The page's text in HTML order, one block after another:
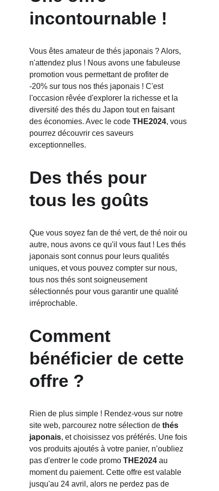
incontournable !
Vous êtes amateur de thés japonais ? Alors,
n'attendez plus ! Nous avons une fabuleuse
promotion vous permettant de profiter de
-20% sur tous nos thés japonais ! C'est
l'occasion rêvée d'explorer la richesse et la
diversité des thés du Japon tout en faisant
des économies. Avec le code THE2024, vous
pourrez découvrir ces saveurs
exceptionnelles.
Des thés pour
tous les goûts
Que vous soyez fan de thé vert, de thé noir ou
autre, nous avons ce qu'il vous faut ! Les thés
japonais sont connus pour leurs qualités
uniques, et vous pouvez compter sur nous,
tous nos thés sont soigneusement
sélectionnés pour vous garantir une qualité
irréprochable.
Comment
bénéficier de cette
offre ?
Rien de plus simple ! Rendez-vous sur notre
site web, parcourez notre sélection de thés
japonais, et choisissez vos préférés. Une fois
vos produits ajoutés à votre panier, n’oubliez
pas d'entrer le code promo THE2024 au
moment du paiement. Cette offre est valable
jusqu'au 24 avril, alors ne perdez pas de